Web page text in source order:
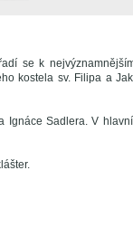
se k
kostela sv. Filipa a
Ignáce Sadlera. V